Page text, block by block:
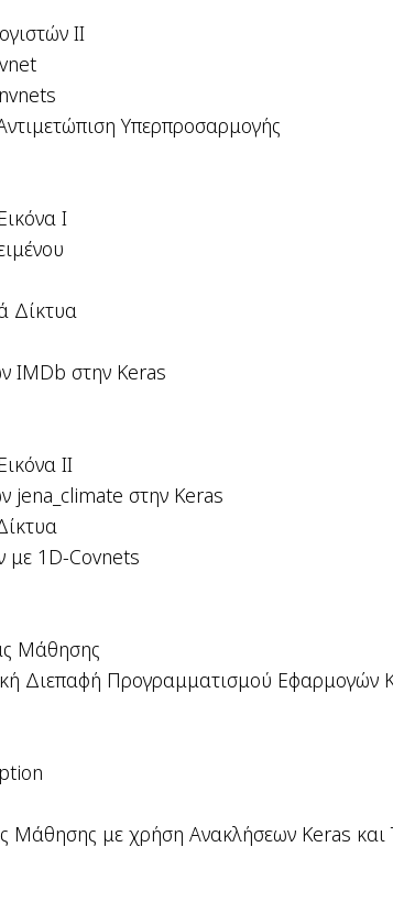
II
Υπερπροσαρμογής
I
Δίκτυα
IMDb στην Keras
II
jena_climate στην Keras
με 1D-Covnets
Μάθησης
Διεπαφή Προγραμματισμού Εφαρμογών
Μάθησης με χρήση Ανακλήσεων Keras και